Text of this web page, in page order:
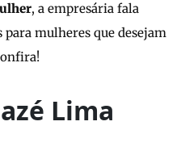
, a empresária fala
para mulheres que desejam
Lima